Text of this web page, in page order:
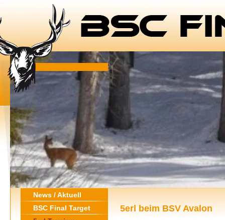
News / Aktuell
BSC Final Target
5erl beim BSV Avalon